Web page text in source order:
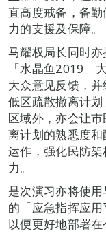
直高度戒备，备
力的支援及保障。
马耀权局长同时
「水晶鱼2019」
大众意见反馈，
低区疏散撤离计
区域外，亦会让
离计划的熟悉度
运作，强化民防
力。
是次演习亦将使
的「应急指挥应
以便更好地部署在